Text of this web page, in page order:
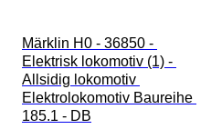
Märklin H0 - 36850 -
Elektrisk lokomotiv (1) -
Allsidig lokomotiv
Elektrolokomotiv Baureihe
185.1 - DB